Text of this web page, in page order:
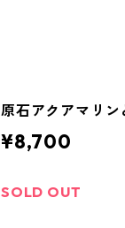
原石アクアマリ
¥8,700
SOLD OUT